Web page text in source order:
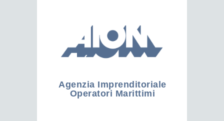
Agenzia Imprenditoriale
Operatori Marittimi